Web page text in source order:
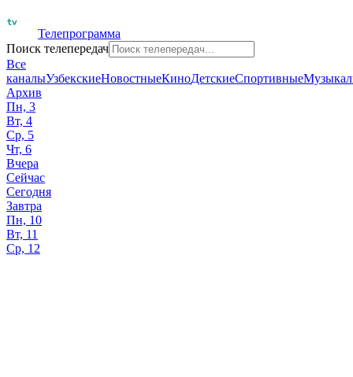
Телепрограмма
Поиск телепередач
Все
каналыУзбекскиеНовостныеКиноДетскиеСпортивные
Архив
Пн, 3
Вт, 4
Ср, 5
Чт, 6
Вчера
Сейчас
Сегодня
Завтра
Пн, 10
Вт, 11
Ср, 12